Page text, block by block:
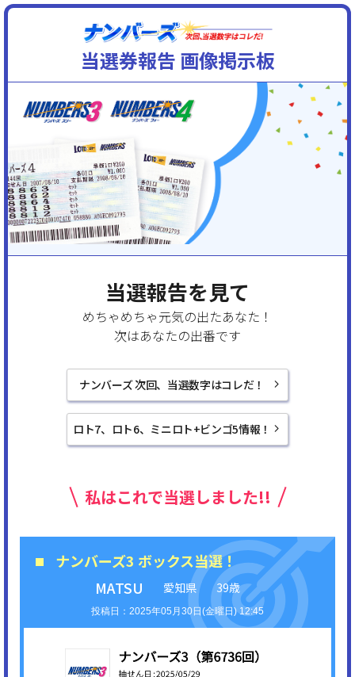
当選券報告 画像掲示板
当選報告を見て
めちゃめちゃ元気の出たあなた！
次はあなたの出番です
ナンバーズ 次回、当選数字はコレだ！
ロト7、ロト6、ミニロト+ビンゴ5情報！
私はこれで当選しました!!
ナンバーズ3 ボックス当選！
MATSU
愛知県 39歳
2025年05月30日(金曜日) 12:45